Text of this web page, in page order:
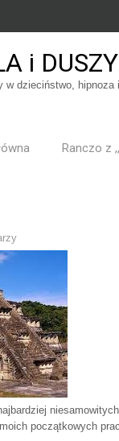
i DUSZY
w dzieciństwo,
Ranczo z
początkowych